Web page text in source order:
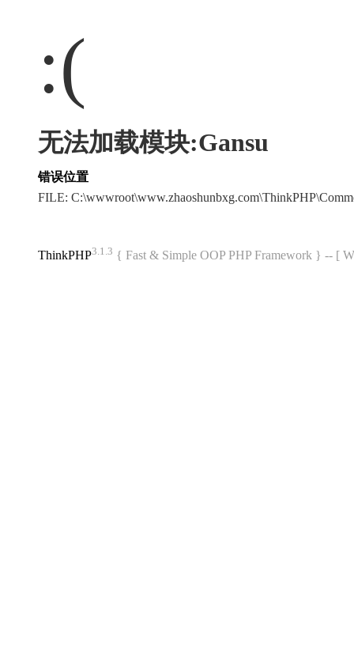
:(
无法加载模块:Gansu
错误位置
FILE:
ThinkPHP3.1.3 { Fast & Simple OOP PHP Framework } -- [